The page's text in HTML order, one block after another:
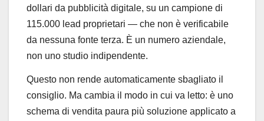
dollari da pubblicità digitale, su un campione di
115.000 lead proprietari — che non è verificabile
da nessuna fonte terza. È un numero aziendale,
non uno studio indipendente.
Questo non rende automaticamente sbagliato il
consiglio. Ma cambia il modo in cui va letto: è uno
schema di vendita paura più soluzione applicato a